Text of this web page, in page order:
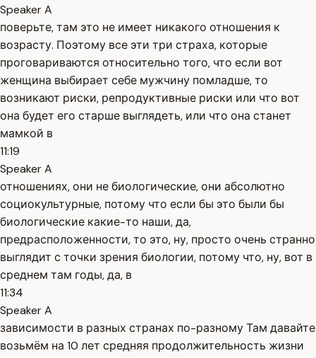
Speaker A
поверьте, там это не имеет никакого отношения к
возрасту. Поэтому все эти три страха, которые
проговариваются относительно того, что если вот
женщина выбирает себе мужчину помладше, то
возникают риски, репродуктивные риски или что вот
она будет его старше выглядеть, или что она станет
мамкой в
11:19
Speaker A
отношениях, они не биологические, они абсолютно
социокультурные, потому что если бы это были бы
биологические какие-то наши, да,
предрасположенности, то это, ну, просто очень странно
выглядит с точки зрения биологии, потому что, ну, вот в
среднем там годы, да, в
11:34
Speaker A
зависимости в разных странах по-разному Там давайте
возьмём на 10 лет средняя продолжительность жизни